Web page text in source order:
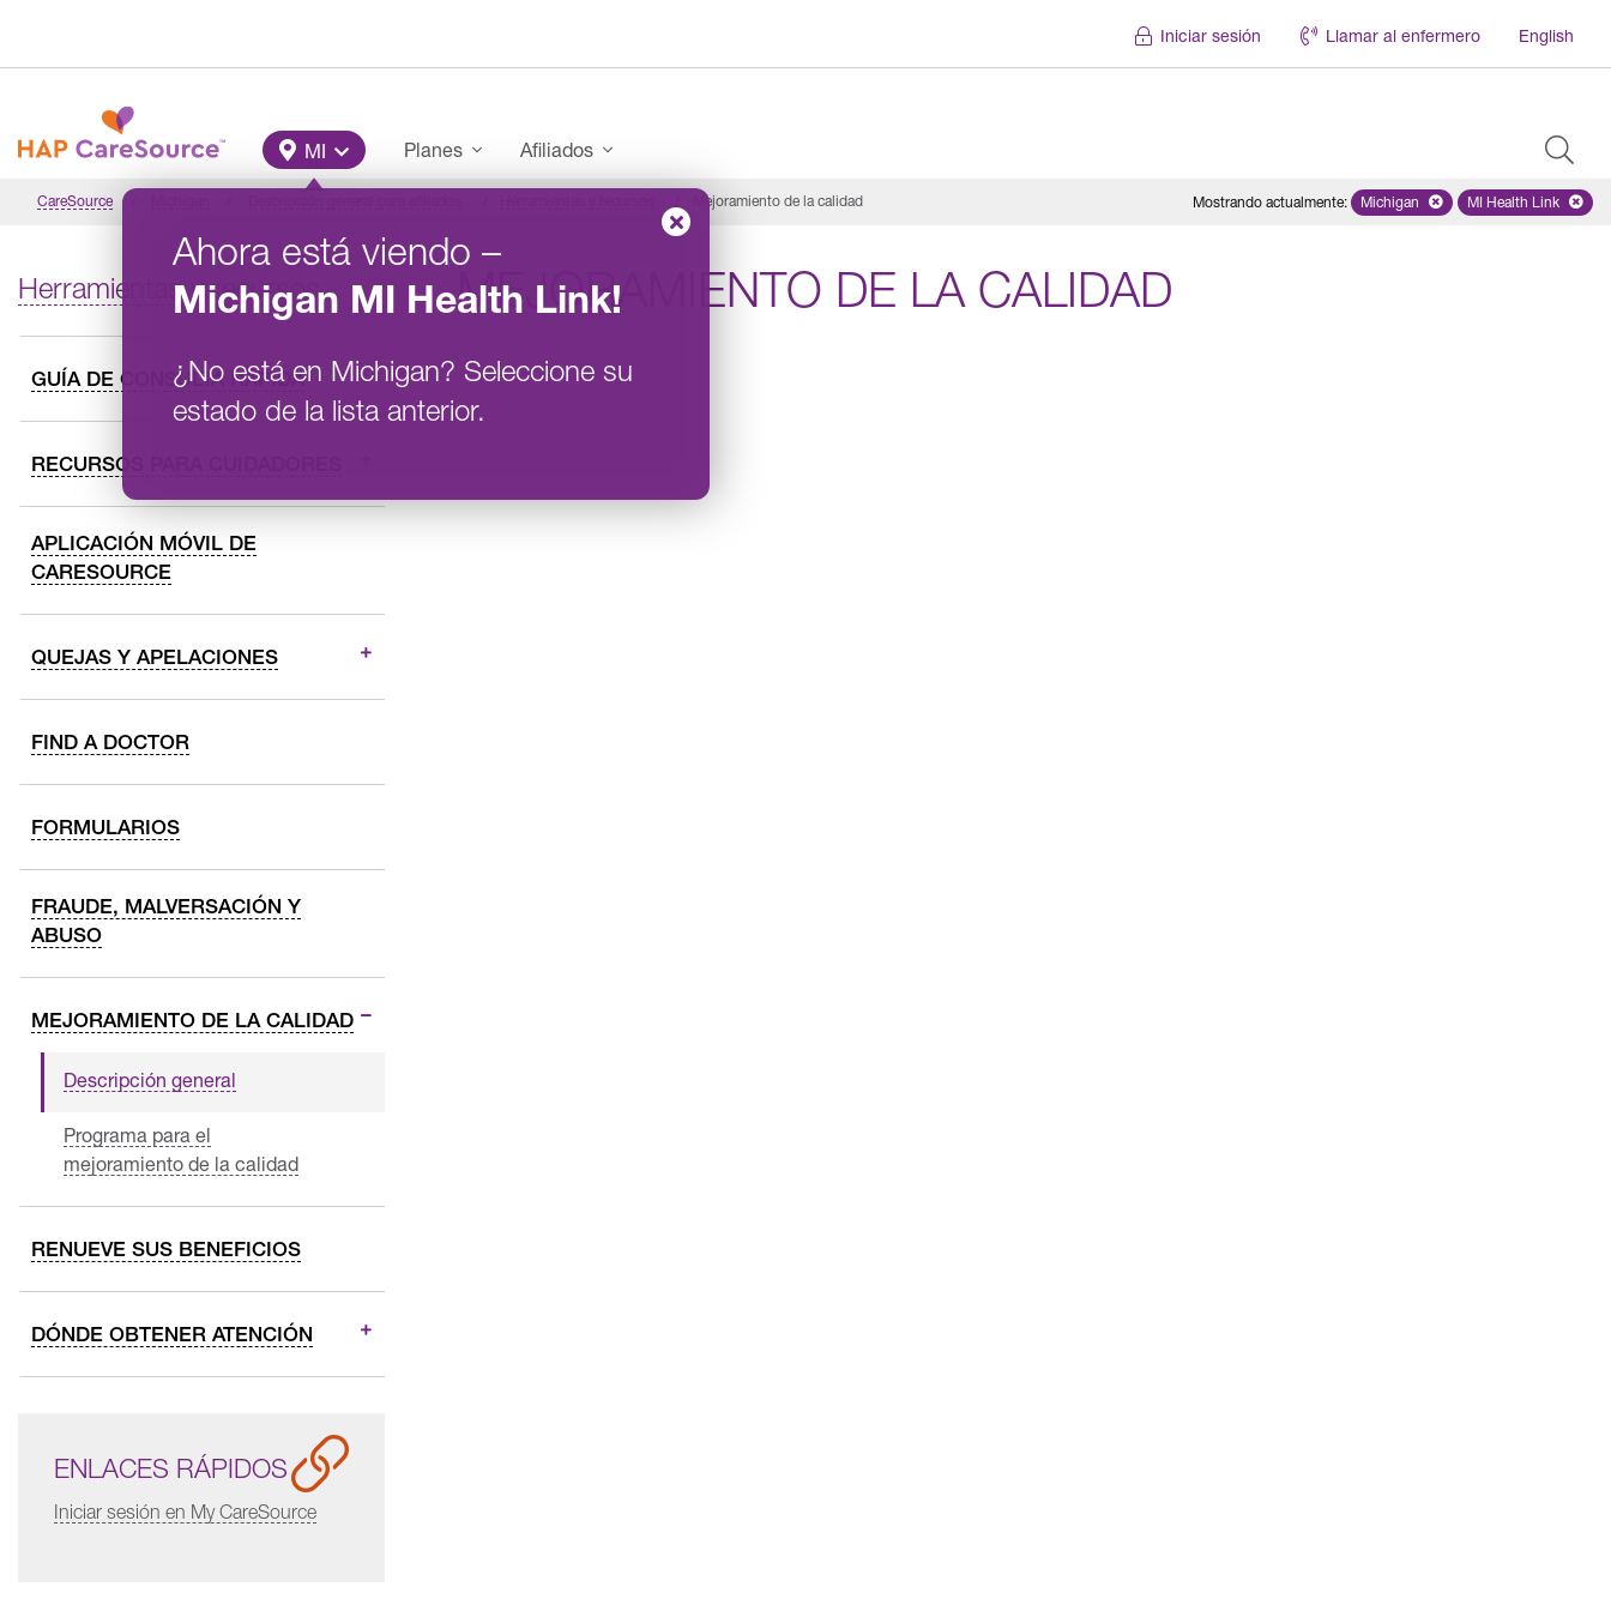
Iniciar sesión Llamar al enfermero English
Main Menu
MI
Ahora está viendo –
Michigan MI Health Link!
¿No está en Michigan? Seleccione su
estado de la lista anterior.
Planes Afiliados
CareSource Mejoramiento de la calidad Mostrando actualmente: Remove selected state 'Michigan'
Michigan Remove
MI Health Link
Herramientas y recursos
GUÍA DE CONSULTA RÁPIDA
RECURSOS PARA CUIDADORES
APLICACIÓN MÓVIL DE
CARESOURCE
QUEJAS Y APELACIONES
FIND A DOCTOR
FORMULARIOS
FRAUDE, MALVERSACIÓN Y
ABUSO
MEJORAMIENTO DE LA CALIDAD
Descripción general
Programa para el
mejoramiento de la calidad
RENUEVE SUS BENEFICIOS
DÓNDE OBTENER ATENCIÓN
ENLACES RÁPIDOS
Iniciar sesión en My CareSource
MEJORAMIENTO DE LA CALIDAD